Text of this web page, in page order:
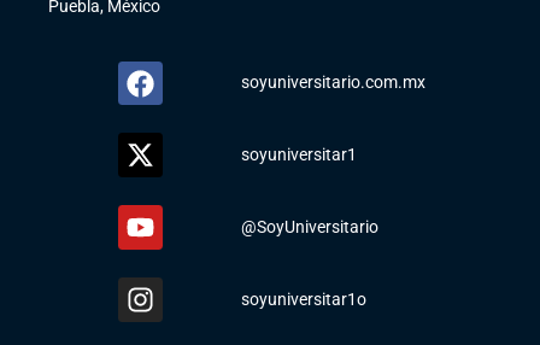
Puebla, México
soyuniversitario.com.mx
soyuniversitar1
@SoyUniversitario
soyuniversitar1o